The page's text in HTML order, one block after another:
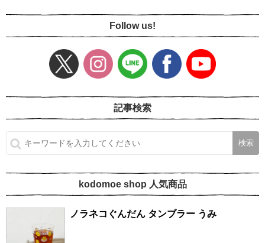
Follow us!
記事検索
kodomoe shop 人気商品
ノラネコぐんだん タンブラー うみ